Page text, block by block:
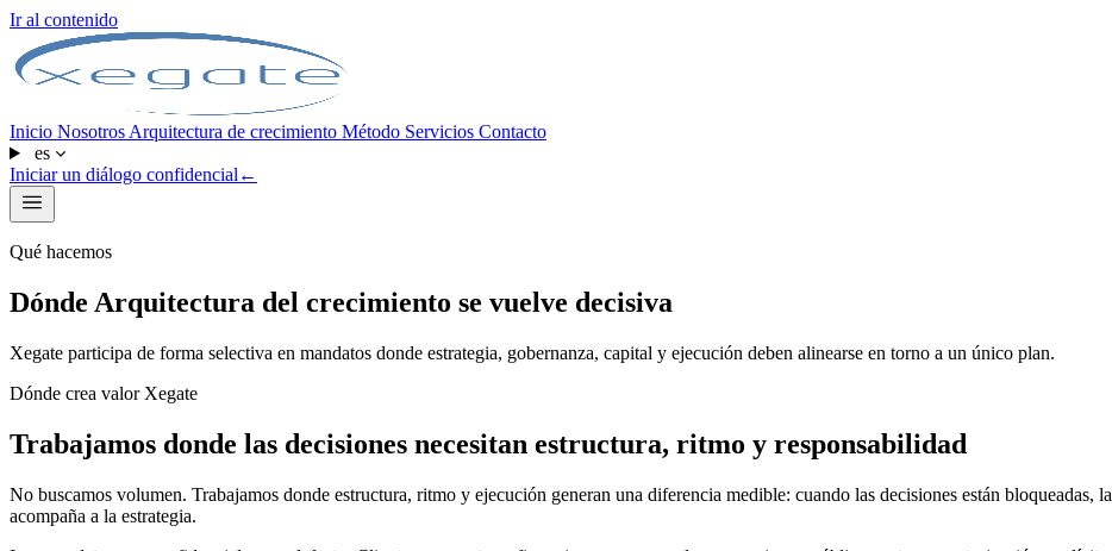
Ir al contenido
Inicio Nosotros Arquitectura de crecimiento Método Servicios Contacto
es
Iniciar un diálogo confidencial ←
Qué hacemos
Dónde Arquitectura del crecimiento se vuelve decisiva
Xegate participa de forma selectiva en mandatos donde estrategia, gobernanza, capital y ejecución deben alinearse en torno a un único plan.
Dónde crea valor Xegate
Trabajamos donde las decisiones necesitan estructura, ritmo y responsabilidad
No buscamos volumen. Trabajamos donde estructura, ritmo y ejecución generan una diferencia medible: cuando las decisiones están bloqueadas,
acompaña a la estrategia.